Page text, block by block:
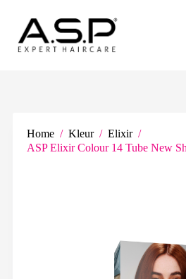
n
a
Home / Kleur / Elixir /
ASP Elixir Colour 14 Tube New